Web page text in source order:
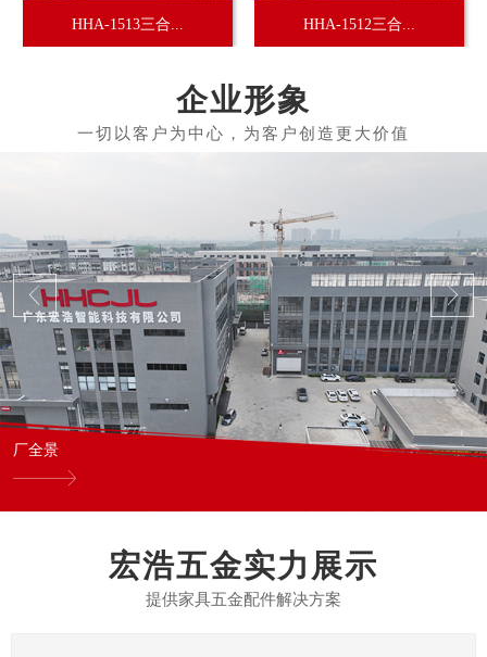
HHA-1513三合... HHA-1512三合...
企业形象
厂全景
宏浩五金实力展示
提供家具五金配件解决方案